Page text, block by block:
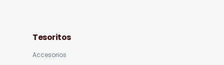
Tesoritos
Accesorios